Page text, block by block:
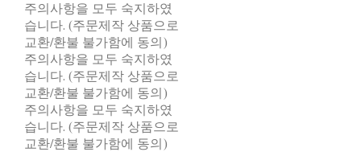
주의사항을 모두 숙지하였
습니다. (주문제작 상품으로
교환/환불 불가함에 동의)
주의사항을 모두 숙지하였
습니다. (주문제작 상품으로
교환/환불 불가함에 동의)
주의사항을 모두 숙지하였
습니다. (주문제작 상품으로
교환/환불 불가함에 동의)